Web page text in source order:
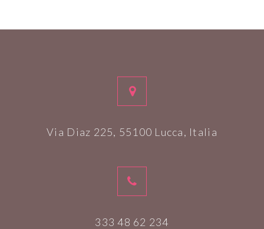
Via Diaz 225, 55100 Lucca, Italia
333 48 62 234